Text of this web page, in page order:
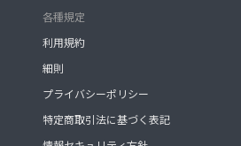
各種規定
利用規約
細則
プライバシーポリシー
特定商取引法に基づく表記